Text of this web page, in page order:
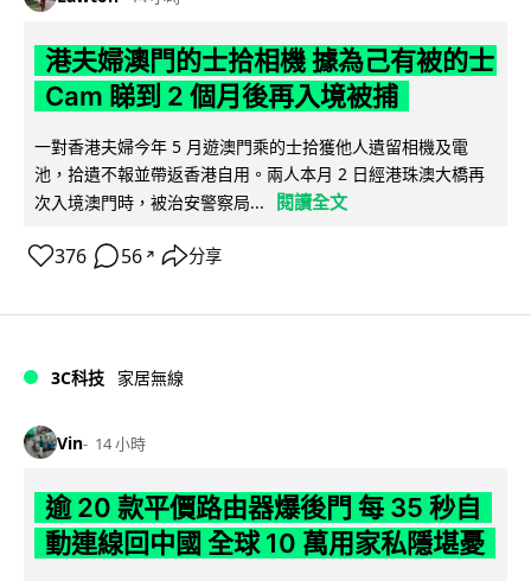
港夫婦澳門的士拾相機 據為己有被的士
Cam 睇到 2 個月後再入境被捕
一對香港夫婦今年 5 月遊澳門乘的士拾獲他人遺留相機及電
池，拾遺不報並帶返香港自用。兩人本月 2 日經港珠澳大橋再
次入境澳門時，被治安警察局...
閱讀全文
376 56 ↗ 分享
3C科技 家居無線
Vin 14 小時
逾 20 款平價路由器爆後門 每 35 秒自
動連線回中國 全球 10 萬用家私隱堪憂